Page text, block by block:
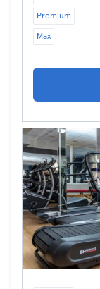
Premium
Max